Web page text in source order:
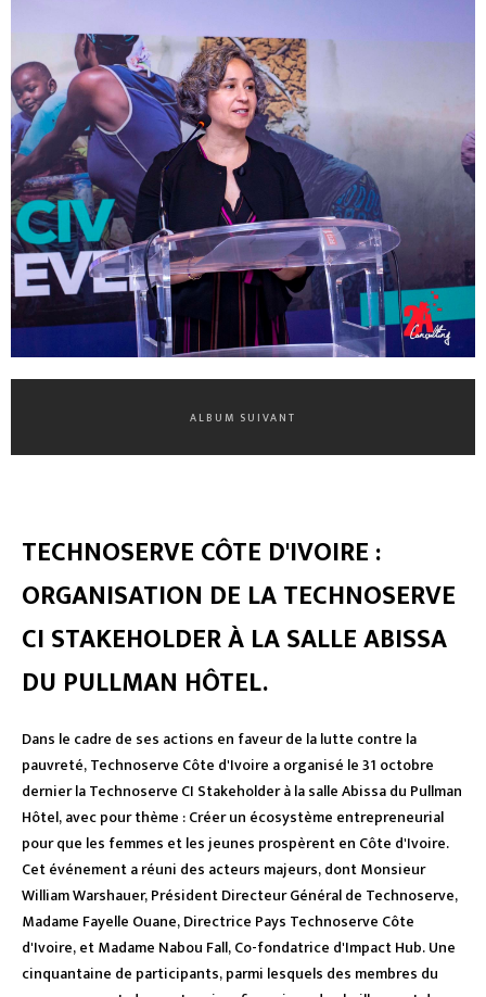
ALBUM SUIVANT
TECHNOSERVE CÔTE D'IVOIRE :
ORGANISATION DE LA TECHNOSERVE
CI STAKEHOLDER À LA SALLE ABISSA
DU PULLMAN HÔTEL.
Dans le cadre de ses actions en faveur de la lutte contre la
pauvreté, Technoserve Côte d'Ivoire a organisé le 31 octobre
dernier la Technoserve CI Stakeholder à la salle Abissa du Pullman
Hôtel, avec pour thème : Créer un écosystème entrepreneurial
pour que les femmes et les jeunes prospèrent en Côte d'Ivoire.
Cet événement a réuni des acteurs majeurs, dont Monsieur
William Warshauer, Président Directeur Général de Technoserve,
Madame Fayelle Ouane, Directrice Pays Technoserve Côte
d'Ivoire, et Madame Nabou Fall, Co-fondatrice d'Impact Hub. Une
cinquantaine de participants, parmi lesquels des membres du